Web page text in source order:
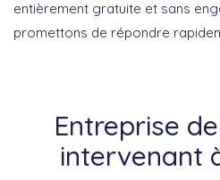
entièrement gratuite et sans
promettons de répondre
Entreprise
intervenant